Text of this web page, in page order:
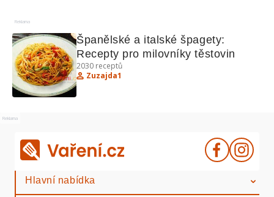
Reklama
Španělské a italské špagety:
Recepty pro milovníky těstovin
2030 receptů
Zuzajda1
Reklama
Hlavní nabídka